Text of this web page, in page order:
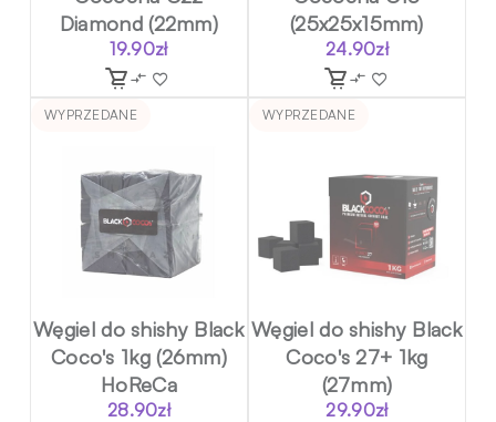
Diamond (22mm)
19.90zł
(25x25x15mm)
24.90zł
WYPRZEDANE
Węgiel do shishy Black
Coco's 1kg (26mm)
HoReCa
28.90zł
WYPRZEDANE
Węgiel do shishy Black
Coco's 27+ 1kg
(27mm)
29.90zł